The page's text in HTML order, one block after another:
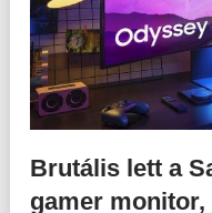
Brutális lett a
gamer